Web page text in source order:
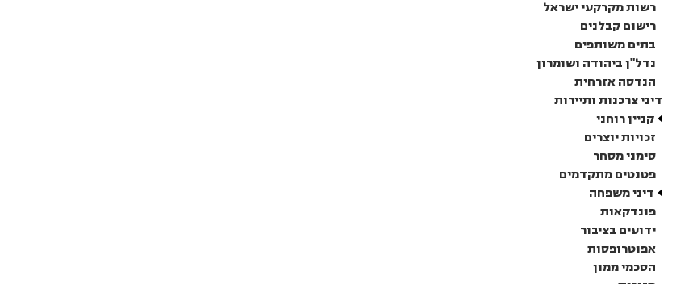
רשות מקרקעי ישראל
רישום קבלנים
בתים משותפים
נדל"ן ביהודה ושומרון
הנדסה אזרחית
דיני צרכנות ותיירות
קניין רוחני
זכויות יוצרים
סימני מסחר
פטנטים מתקדמים
דיני משפחה
פונדקאות
ידועים בציבור
אפוטרופסות
הסכמי ממון